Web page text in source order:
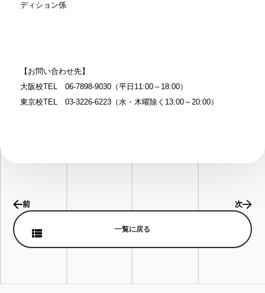
ディション係
【お問い合わせ先】
大阪校TEL 06-7898-9030（平日11:00～18:00）
東京校TEL 03-3226-6223（水・木曜除く13:00～20:00）
前 次
一覧に戻る